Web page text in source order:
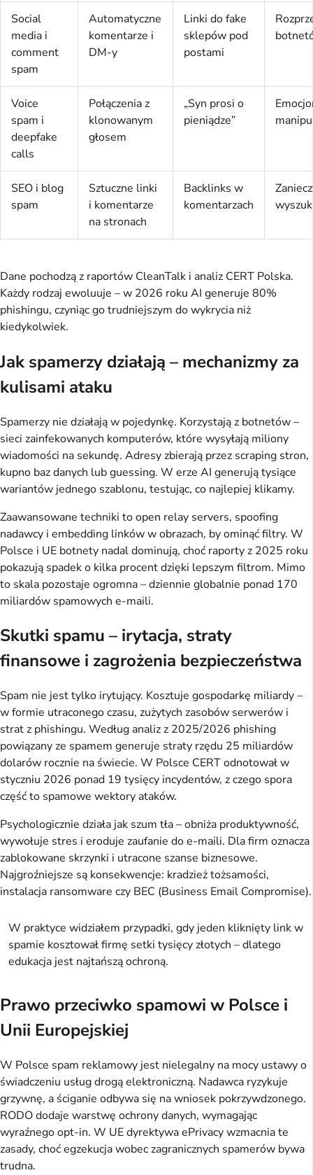
Social
media i
comment
spam
Automatyczne
komentarze i
DM-y
Linki do fake
sklepów pod
postami
Voice
spam i
deepfake
calls
Połączenia z
klonowanym
głosem
„Syn prosi o
pieniądze”
SEO i blog
spam
Sztuczne linki
i komentarze
na stronach
Backlinks w
komentarzach
Dane pochodzą z raportów CleanTalk i analiz CERT Polska.
Każdy rodzaj ewoluuje – w 2026 roku AI generuje 80%
phishingu, czyniąc go trudniejszym do wykrycia niż
kiedykolwiek.
Jak spamerzy działają – mechanizmy za
kulisami ataku
Spamerzy nie działają w pojedynkę. Korzystają z botnetów –
sieci zainfekowanych komputerów, które wysyłają miliony
wiadomości na sekundę. Adresy zbierają przez scraping stron,
kupno baz danych lub guessing. W erze AI generują tysiące
wariantów jednego szablonu, testując, co najlepiej klikamy.
Zaawansowane techniki to open relay servers, spoofing
nadawcy i embedding linków w obrazach, by ominąć filtry. W
Polsce i UE botnety nadal dominują, choć raporty z 2025 roku
pokazują spadek o kilka procent dzięki lepszym filtrom. Mimo
to skala pozostaje ogromna – dziennie globalnie ponad 170
miliardów spamowych e-maili.
Skutki spamu – irytacja, straty
finansowe i zagrożenia bezpieczeństwa
Spam nie jest tylko irytujący. Kosztuje gospodarkę miliardy –
w formie utraconego czasu, zużytych zasobów serwerów i
strat z phishingu. Według analiz z 2025/2026 phishing
powiązany ze spamem generuje straty rzędu 25 miliardów
dolarów rocznie na świecie. W Polsce CERT odnotował w
styczniu 2026 ponad 19 tysięcy incydentów, z czego spora
część to spamowe wektory ataków.
Psychologicznie działa jak szum tła – obniża produktywność,
wywołuje stres i eroduje zaufanie do e-maili. Dla firm oznacza
zablokowane skrzynki i utracone szanse biznesowe.
Najgroźniejsze są konsekwencje: kradzież tożsamości,
instalacja ransomware czy BEC (Business Email Compromise).
W praktyce widziałem przypadki, gdy jeden kliknięty link w
spamie kosztował firmę setki tysięcy złotych – dlatego
edukacja jest najtańszą ochroną.
Prawo przeciwko spamowi w Polsce i
Unii Europejskiej
W Polsce spam reklamowy jest nielegalny na mocy ustawy o
świadczeniu usług drogą elektroniczną. Nadawca ryzykuje
grzywnę, a ściganie odbywa się na wniosek pokrzywdzonego.
RODO dodaje warstwę ochrony danych, wymagając
wyraźnego opt-in. W UE dyrektywa ePrivacy wzmacnia te
zasady, choć egzekucja wobec zagranicznych spamerów bywa
trudna.